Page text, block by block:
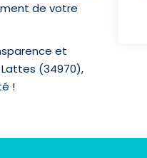
de votre
et
(34970),
!